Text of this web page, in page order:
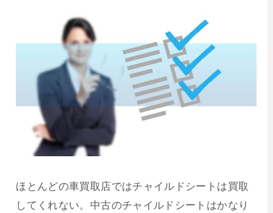
ほとんどの車買取店ではチャイルドシートは買取
してくれない。中古のチャイルドシートはかなり